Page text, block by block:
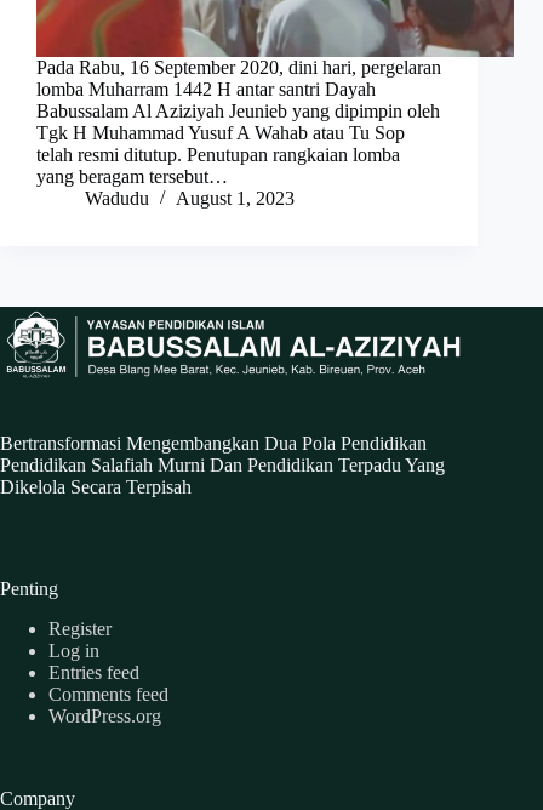
Pada Rabu, 16 September 2020, dini hari, pergelaran
lomba Muharram 1442 H antar santri Dayah
Babussalam Al Aziziyah Jeunieb yang dipimpin oleh
Tgk H Muhammad Yusuf A Wahab atau Tu Sop
telah resmi ditutup. Penutupan rangkaian lomba
yang beragam tersebut…
Wadudu
August 1, 2023
Bertransformasi Mengembangkan Dua Pola Pendidikan
Pendidikan Salafiah Murni Dan Pendidikan Terpadu Yang
Dikelola Secara Terpisah
Penting
Register
Log in
Entries feed
Comments feed
WordPress.org
Company